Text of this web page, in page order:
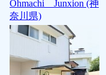
Ohmachi Junxion (神
奈川県)